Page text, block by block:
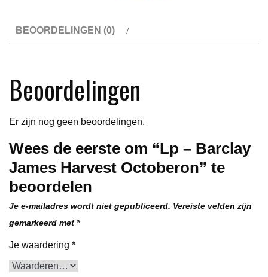
BEOORDELINGEN (0)
Beoordelingen
Er zijn nog geen beoordelingen.
Wees de eerste om “Lp – Barclay
James Harvest Octoberon” te
beoordelen
Je e-mailadres wordt niet gepubliceerd. Vereiste velden zijn
gemarkeerd met *
Je waardering *